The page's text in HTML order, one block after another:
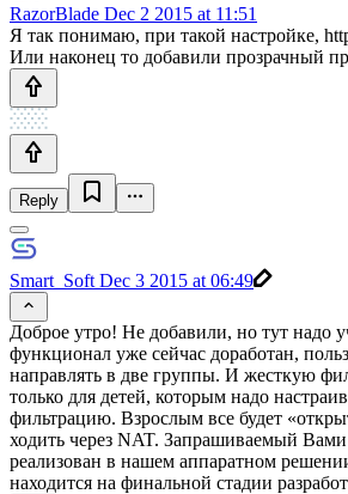
RazorBlade Dec 2 2015 at 11:51
Я так понимаю, при такой настройке,
Или наконец то добавили прозрачный
Reply
Smart_Soft Dec 3 2015 at 06:49
Доброе утро! Не добавили, но тут надо
функционал уже сейчас доработан,
направлять в две группы. И жесткую
только для детей, которым надо
фильтрацию. Взрослым все будет
ходить через NAT. Запрашиваемый
реализован в нашем аппаратном
находится на финальной стадии